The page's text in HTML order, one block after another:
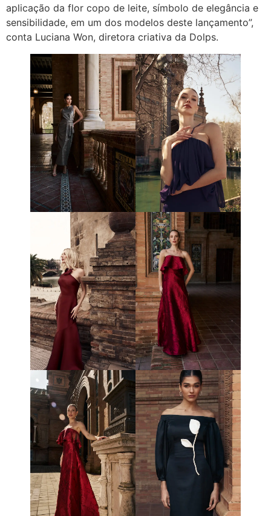
aplicação da flor copo de leite, símbolo de elegância e
sensibilidade, em um dos modelos deste lançamento”,
conta Luciana Won, diretora criativa da Dolps.